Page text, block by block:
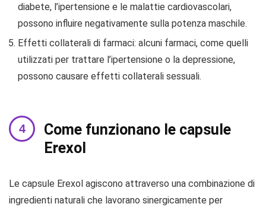
diabete, l’ipertensione e le malattie cardiovascolari,
possono influire negativamente sulla potenza maschile.
Effetti collaterali di farmaci: alcuni farmaci, come quelli
utilizzati per trattare l’ipertensione o la depressione,
possono causare effetti collaterali sessuali.
Come funzionano le capsule
Erexol
Le capsule Erexol agiscono attraverso una combinazione di
ingredienti naturali che lavorano sinergicamente per